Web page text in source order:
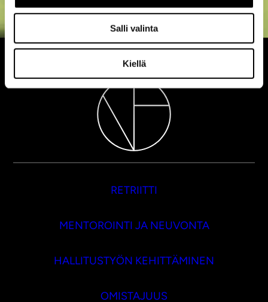
Salli valinta
Kiellä
RETRIITTI
MENTOROINTI JA NEUVONTA
HALLITUSTYÖN KEHITTÄMINEN
OMISTAJUUS